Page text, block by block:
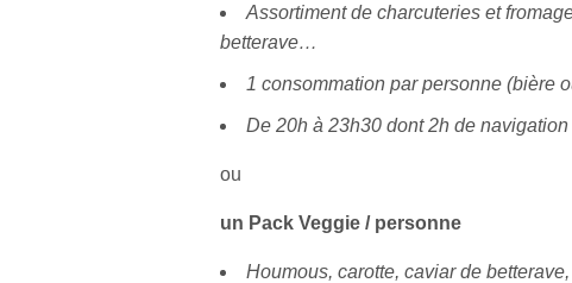
Assortiment de charcuteries et
betterave…
1 consommation par personne (bière
De 20h à 23h30 dont 2h de
ou
un Pack Veggie / personne
Houmous, carotte, caviar de